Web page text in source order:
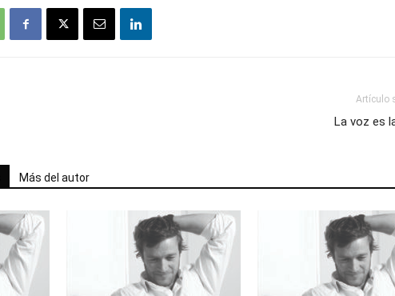
Artículo
La voz es
Más del autor